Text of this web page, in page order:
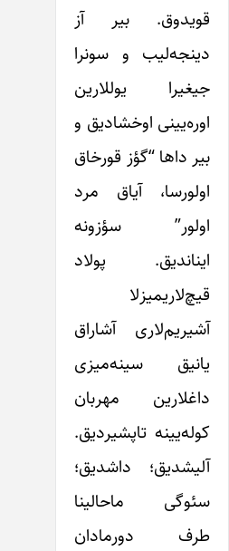
قویدوق. بیر آز
دینجه‌لیب و سونرا
جیغیرا یوللارین
اوره‌یینی اوخشادیق و
بیر داها “گؤز قورخاق
اولورسا، آیاق مرد
اولور” سؤزونه
ایناندیق. پولاد
قیچ‌لاریمیزلا
آشیریم‌لاری آشاراق
یانیق سینه‌میزی
داغلارین مهربان
کوله‌یینه تاپشیردیق.
آلیشدیق؛ داشدیق؛
سئوگی ماحالینا
طرف دورمادان